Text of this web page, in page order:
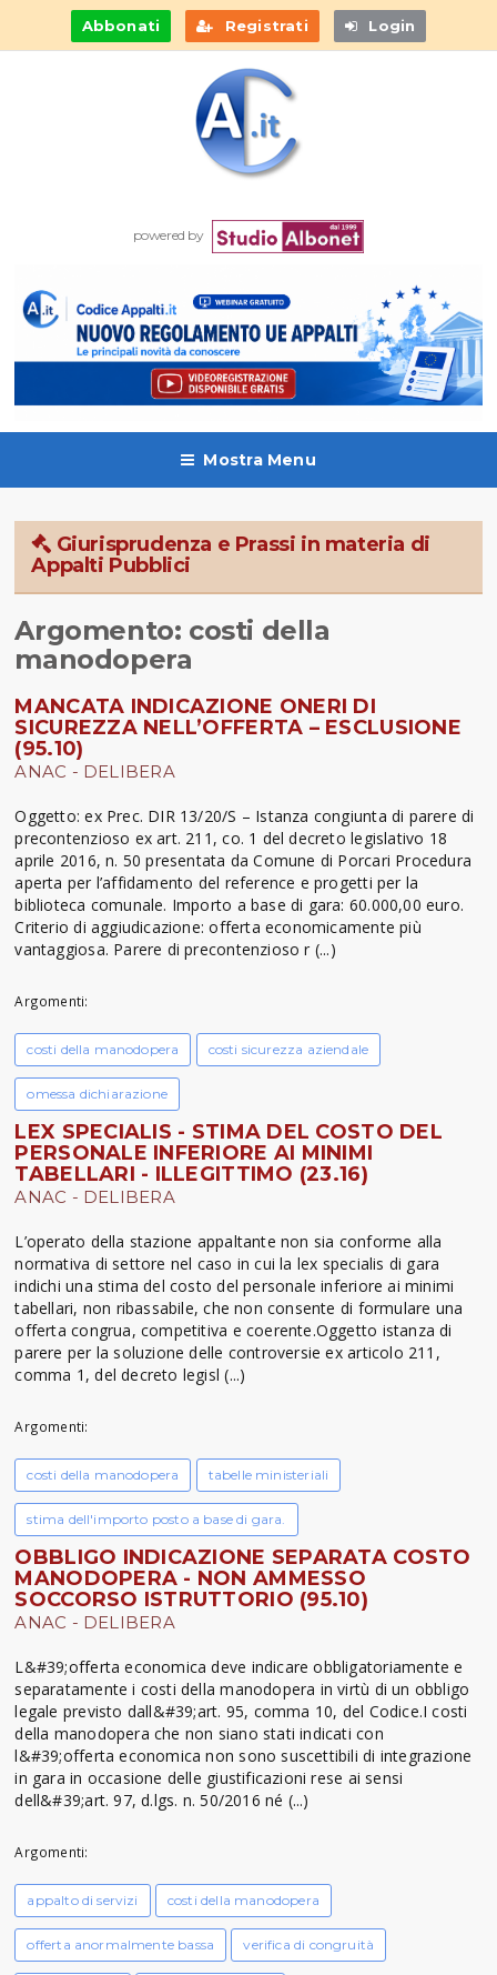
Abbonati Registrati Login
powered by
Mostra Menu
Giurisprudenza e Prassi in materia di
Appalti Pubblici
Argomento: costi della
manodopera
MANCATA INDICAZIONE ONERI DI
SICUREZZA NELL’OFFERTA – ESCLUSIONE
(95.10)
ANAC - DELIBERA
Oggetto: ex Prec. DIR 13/20/S – Istanza congiunta di parere di
precontenzioso ex art. 211, co. 1 del decreto legislativo 18
aprile 2016, n. 50 presentata da Comune di Porcari Procedura
aperta per l’affidamento del reference e progetti per la
biblioteca comunale. Importo a base di gara: 60.000,00 euro.
Criterio di aggiudicazione: offerta economicamente più
vantaggiosa. Parere di precontenzioso r (...)
Argomenti:
costi della manodopera costi sicurezza aziendale
omessa dichiarazione
LEX SPECIALIS - STIMA DEL COSTO DEL
PERSONALE INFERIORE AI MINIMI
TABELLARI - ILLEGITTIMO (23.16)
ANAC - DELIBERA
L’operato della stazione appaltante non sia conforme alla
normativa di settore nel caso in cui la lex specialis di gara
indichi una stima del costo del personale inferiore ai minimi
tabellari, non ribassabile, che non consente di formulare una
offerta congrua, competitiva e coerente.Oggetto istanza di
parere per la soluzione delle controversie ex articolo 211,
comma 1, del decreto legisl (...)
Argomenti:
costi della manodopera tabelle ministeriali
stima dell'importo posto a base di gara.
OBBLIGO INDICAZIONE SEPARATA COSTO
MANODOPERA - NON AMMESSO
SOCCORSO ISTRUTTORIO (95.10)
ANAC - DELIBERA
L&#39;offerta economica deve indicare obbligatoriamente e
separatamente i costi della manodopera in virtù di un obbligo
legale previsto dall&#39;art. 95, comma 10, del Codice.I costi
della manodopera che non siano stati indicati con
l&#39;offerta economica non sono suscettibili di integrazione
in gara in occasione delle giustificazioni rese ai sensi
dell&#39;art. 97, d.lgs. n. 50/2016 né (...)
Argomenti:
appalto di servizi costi della manodopera
offerta anormalmente bassa verifica di congruità